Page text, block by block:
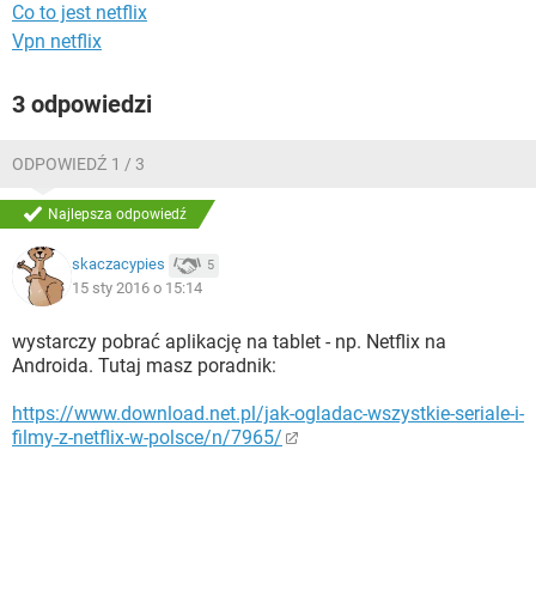
Co to jest netflix
Vpn netflix
3 odpowiedzi
ODPOWIEDŹ 1 / 3
Najlepsza odpowiedź
skaczacypies 5
15 sty 2016 o 15:14
wystarczy pobrać aplikację na tablet - np. Netflix na
Androida. Tutaj masz poradnik:
https://www.download.net.pl/jak-ogladac-wszystkie-seriale-i-
filmy-z-netflix-w-polsce/n/7965/